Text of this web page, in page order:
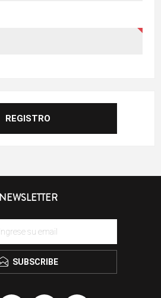
NEWSLETTER
SUBSCRIBE